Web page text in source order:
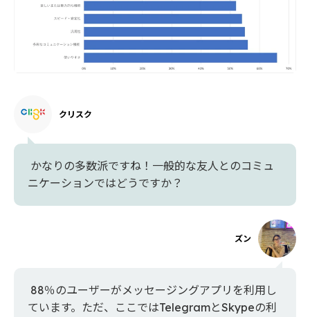
クリスク
かなりの多数派ですね！一般的な友人とのコミュ
ニケーションではどうですか？
ズン
88％のユーザーがメッセージングアプリを利用し
ています。ただ、ここではTelegramとSkypeの利